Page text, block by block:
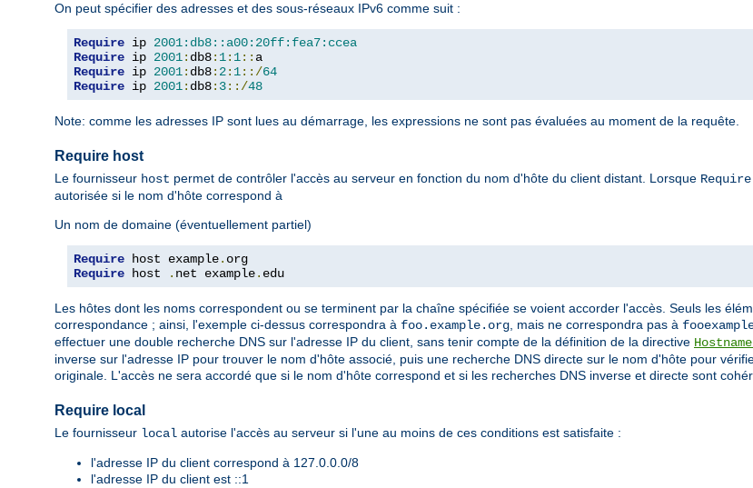
On peut spécifier des adresses et des sous-réseaux IPv6 comme suit :
Require ip 2001:db8::a00:20ff:fea7:ccea
Require ip 2001: db8: 1: 1::
Require ip 2001: db8: 2: 1::/64
Require ip 2001: db8: 3::/48
Note: comme les adresses IP sont lues au démarrage, les expressions ne sont pas évaluées au moment de la requête.
Require host
Le fournisseur host permet de contrôler l'accès au serveur en fonction du nom d'hôte du client distant. Lorsque
autorisée si le nom d'hôte correspond à
Un nom de domaine (éventuellement partiel)
Require host example.
Require host . net example. edu
Les hôtes dont les noms correspondent ou se terminent par la chaîne spécifiée se voient accorder l'accès. Seuls les
correspondance ; ainsi, l'exemple ci-dessus correspondra à foo.example.org, mais ne correspondra pas à
effectuer une double recherche DNS sur l'adresse IP du client, sans tenir compte de la définition de la directive
inverse sur l'adresse IP pour trouver le nom d'hôte associé, puis une recherche DNS directe sur le nom d'hôte pour
originale. L'accès ne sera accordé que si le nom d'hôte correspond et si les recherches DNS inverse et directe sont
Require local
Le fournisseur local autorise l'accès au serveur si l'une au moins de ces conditions est satisfaite :
l'adresse IP du client correspond à 127.0.0.0/8
l'adresse IP du client est ::1